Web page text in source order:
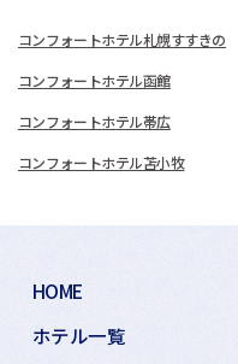
コンフォートホテル札幌すすきの
コンフォートホテル函館
コンフォートホテル帯広
コンフォートホテル苫小牧
HOME
ホテル一覧